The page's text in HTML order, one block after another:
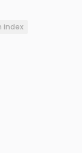
index